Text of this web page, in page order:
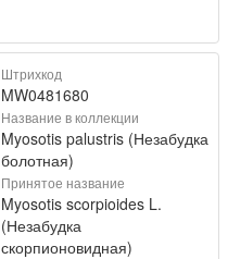
Штрихкод
MW0481680
Название в коллекции
Myosotis palustris (Незабудка
болотная)
Принятое название
Myosotis scorpioides L.
(Незабудка
скорпионовидная)